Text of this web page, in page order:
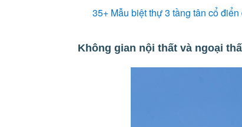
35+ Mẫu biệt thự 3 tầng tân cổ
Không gian nội thất và ngoại